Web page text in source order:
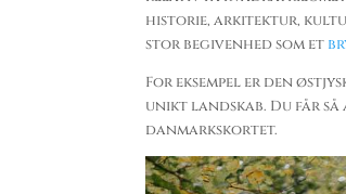
historie, arkitektur,
stor begivenhed som et
For eksempel er den
unikt landskab. Du får
danmarkskortet.